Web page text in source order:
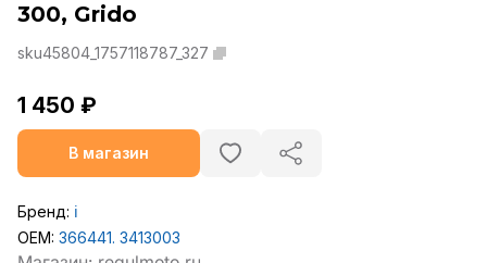
300, Grido
sku45804_1757118787_327
1 450 ₽
В магазин
Бренд: ℹ️
OEM: 366441. 3413003